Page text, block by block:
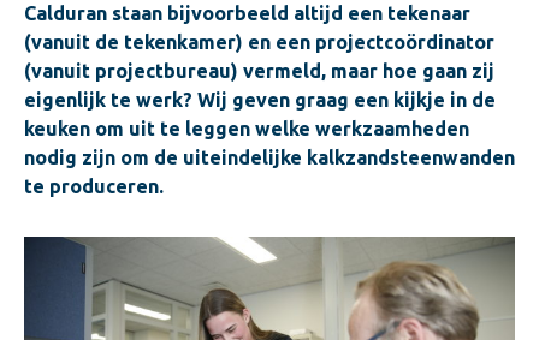
Calduran staan bijvoorbeeld altijd een tekenaar
(vanuit de tekenkamer) en een projectcoördinator
(vanuit projectbureau) vermeld, maar hoe gaan zij
eigenlijk te werk? Wij geven graag een kijkje in de
keuken om uit te leggen welke werkzaamheden
nodig zijn om de uiteindelijke kalkzandsteenwanden
te produceren.